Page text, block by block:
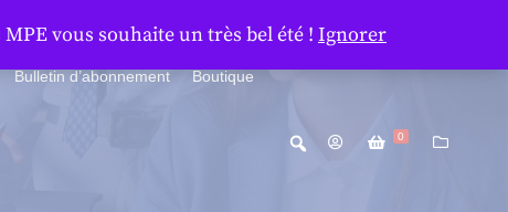
Bulletin d’abonnement Boutique
0
vous souhaite un très bel été ! Ignorer